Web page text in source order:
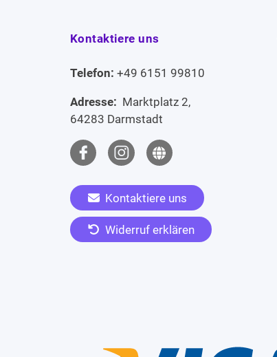
Kontaktiere uns
Telefon: +49 6151 99810
Adresse: Marktplatz 2,
64283 Darmstadt
Kontaktiere uns
Widerruf erklären